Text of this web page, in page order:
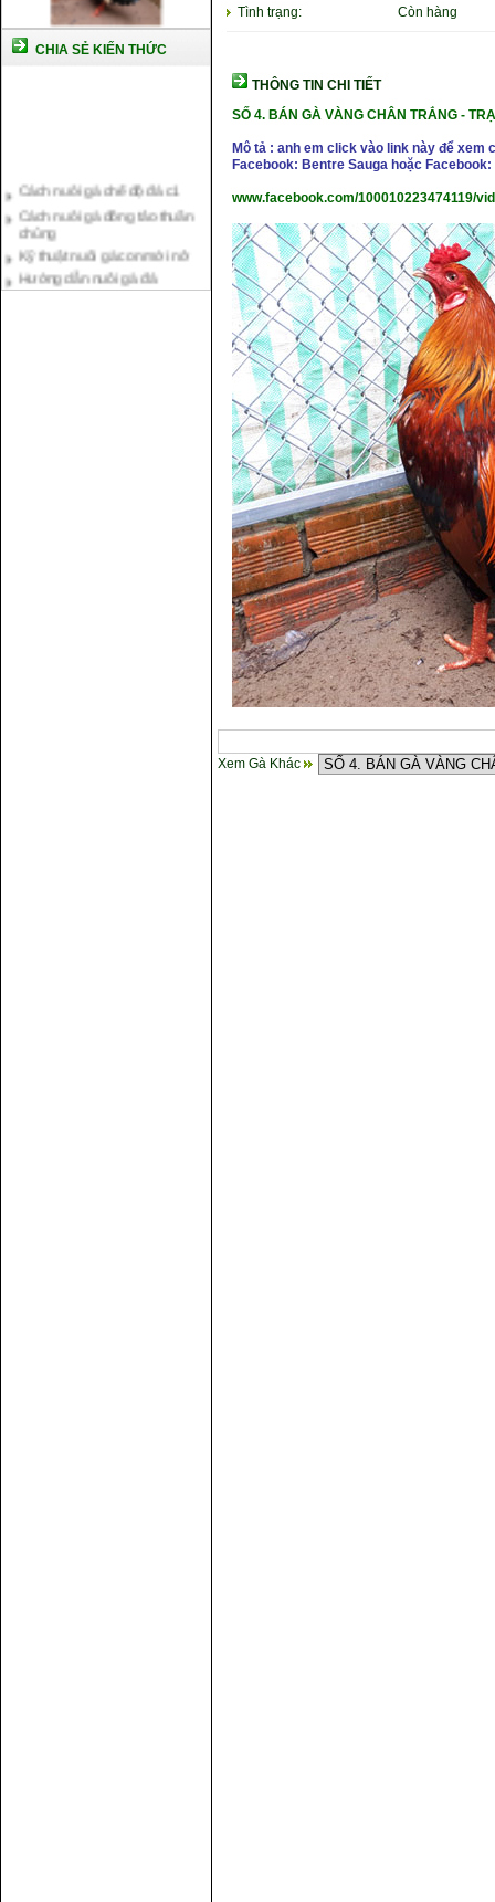
CHIA SẺ KIẾN THỨC
Cách nuôi gà đông tảo thuần
chủng
Kỹ thuật nuôi gà con mới nở
Hướng dẫn nuôi gà đá
Tại sao bạn cần biết cách nuôi
Tình trạng: Còn hàng
THÔNG TIN CHI TIẾT
SỐ 4. BÁN GÀ VÀNG CHÂN TRẮNG -
Mô tả : anh em click vào link này để
Facebook: Bentre Sauga hoặc Facebook:
www.facebook.com/100010223474119/
Xem Gà Khác